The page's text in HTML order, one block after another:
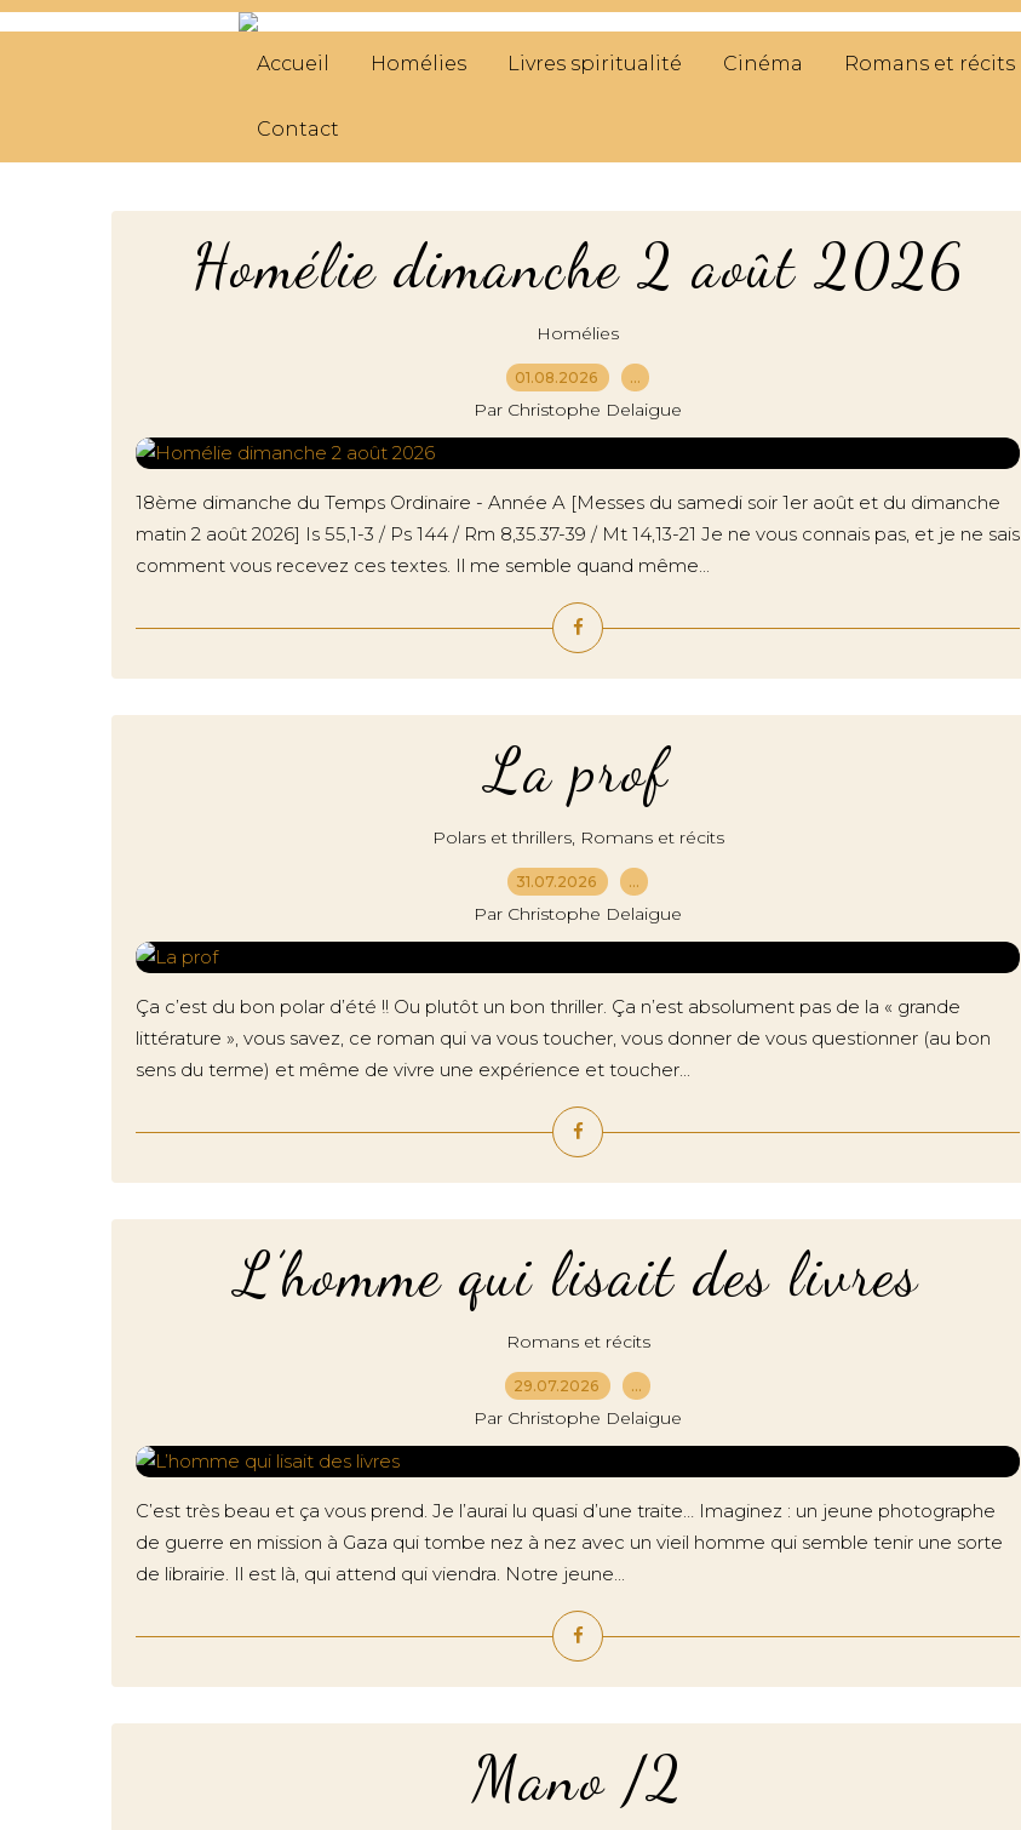
Accueil Homélies Livres spiritualité Cinéma Romans et récits
Contact
Homélie dimanche 2 août 2026
Homélies
01.08.2026 …
Par Christophe Delaigue
18ème dimanche du Temps Ordinaire - Année A [Messes du samedi soir 1er août et du dimanche
matin 2 août 2026] Is 55,1-3 / Ps 144 / Rm 8,35.37-39 / Mt 14,13-21 Je ne vous connais pas, et je ne sais
comment vous recevez ces textes. Il me semble quand même...
La prof
Polars et thrillers, Romans et récits
31.07.2026 …
Par Christophe Delaigue
Ça c’est du bon polar d’été !! Ou plutôt un bon thriller. Ça n’est absolument pas de la « grande
littérature », vous savez, ce roman qui va vous toucher, vous donner de vous questionner (au bon
sens du terme) et même de vivre une expérience et toucher...
L’homme qui lisait des livres
Romans et récits
29.07.2026 …
Par Christophe Delaigue
C’est très beau et ça vous prend. Je l’aurai lu quasi d’une traite… Imaginez : un jeune photographe
de guerre en mission à Gaza qui tombe nez à nez avec un vieil homme qui semble tenir une sorte
de librairie. Il est là, qui attend qui viendra. Notre jeune...
Mano /2